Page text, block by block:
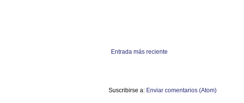
Entrada más reciente
Suscribirse a: Enviar comentarios (Atom)